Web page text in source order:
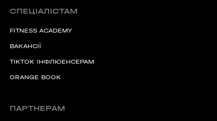
СПЕЦІАЛІСТАМ
FITNESS ACADEMY
ВАКАНСІЇ
TIKTOK ІНФЛЮЕНСЕРАМ
ORANGE BOOK
ПАРТНЕРАМ